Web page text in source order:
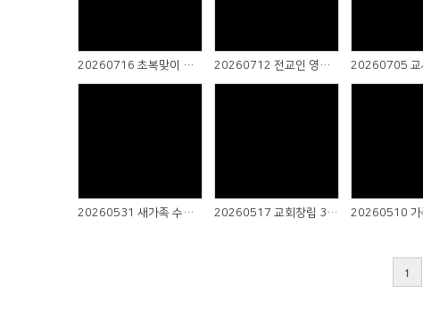
20260716 초복맞이 한나 아브라함 삼계탕 데이 20260712 전교인 영성수련회
20260531 새가족 수료식 20260517 교회창립 32주년 감사예배
1